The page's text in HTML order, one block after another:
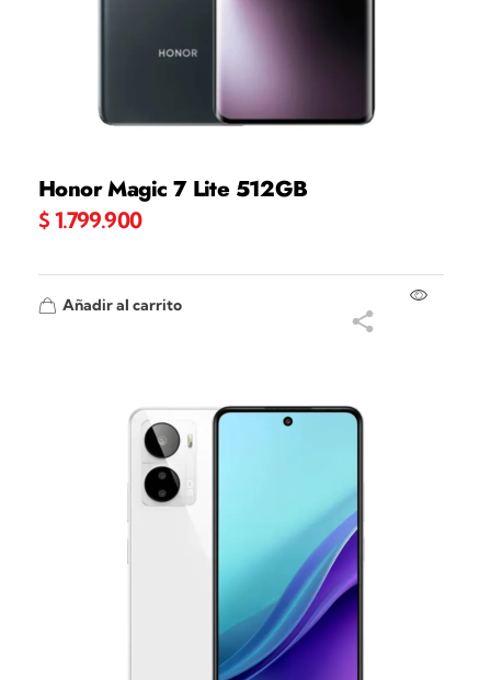
Honor Magic 7 Lite 512GB
$ 1.799.900
Añadir al carrito